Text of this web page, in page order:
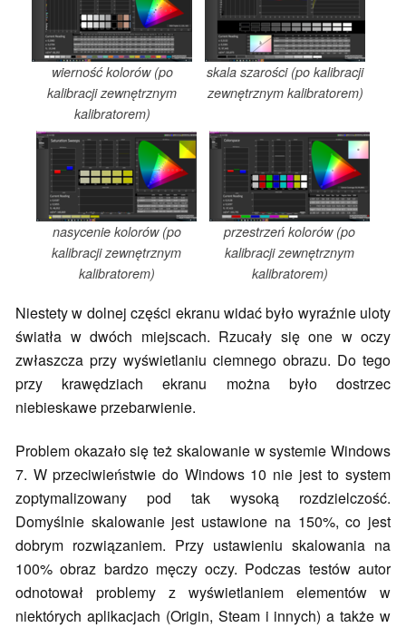
wierność kolorów (po
kalibracji zewnętrznym
kalibratorem)
skala szarości (po kalibracji
zewnętrznym kalibratorem)
nasycenie kolorów (po
kalibracji zewnętrznym
kalibratorem)
przestrzeń kolorów (po
kalibracji zewnętrznym
kalibratorem)
Niestety w dolnej części ekranu widać było wyraźnie uloty
światła w dwóch miejscach. Rzucały się one w oczy
zwłaszcza przy wyświetlaniu ciemnego obrazu. Do tego
przy krawędziach ekranu można było dostrzec
niebieskawe przebarwienie.
Problem okazało się też skalowanie w systemie Windows
7. W przeciwieństwie do Windows 10 nie jest to system
zoptymalizowany pod tak wysoką rozdzielczość.
Domyślnie skalowanie jest ustawione na 150%, co jest
dobrym rozwiązaniem. Przy ustawieniu skalowania na
100% obraz bardzo męczy oczy. Podczas testów autor
odnotował problemy z wyświetlaniem elementów w
niektórych aplikacjach (Origin, Steam i innych) a także w